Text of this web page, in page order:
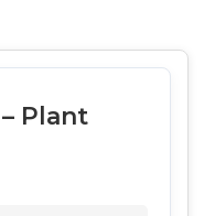
Plant